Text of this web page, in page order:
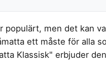
populärt, men det kan
ett måste för alla
Klassisk" erbjuder